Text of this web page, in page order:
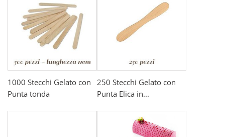
1000 Stecchi Gelato con
Punta tonda
250 Stecchi Gelato con
Punta Elica in...